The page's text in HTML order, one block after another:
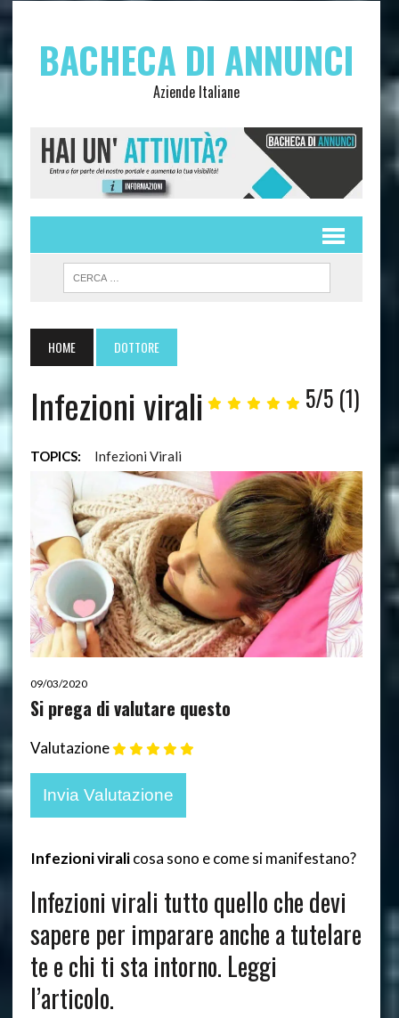
BACHECA DI ANNUNCI
Aziende Italiane
HOME DOTTORE
Infezioni virali 5/5 (1)
TOPICS: Infezioni Virali
09/03/2020
Si prega di valutare questo
Valutazione
Infezioni viralicosa sono e come si manifestano?
Infezioni virali tutto quello che devi
sapere per imparare anche a tutelare
te e chi ti sta intorno. Leggi
l’articolo.